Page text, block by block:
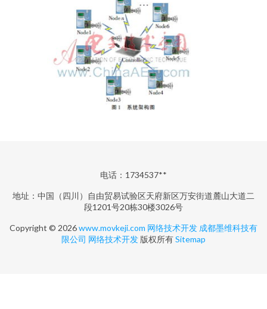
电话：1734537**
地址：中国（四川）自由贸易试验区天府新区万安街道麓山大道二
段1201号20栋30楼3026号
Copyright © 2026www.movkeji.com 网络技术开发 成都墨维科技有
限公司 网络技术开发 版权所有Sitemap